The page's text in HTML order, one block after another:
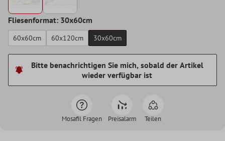
Fliesenformat: 30x60cm
60x60cm 60x120cm 30x60cm
Bitte benachrichtigen Sie mich, sobald der Artikel
wieder verfügbar ist
Mosafil Fragen Preisalarm Teilen